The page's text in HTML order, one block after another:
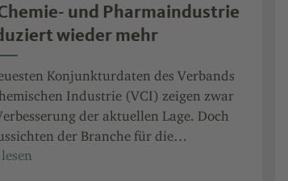
und Pharmaindustrie
wieder mehr
Konjunkturdaten des Verbands
Industrie (VCI) zeigen zwar
der aktuellen Lage. Doch
der Branche für die
Monate sind pessimistisch.